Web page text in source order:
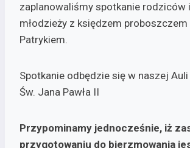
zaplanowaliśmy spotkanie rodziców
młodzieży z księdzem
Patrykiem.
Spotkanie odbędzie się w naszej
Św. Jana Pawła II
Przypominamy jednocześnie, iż
przygotowaniu do bierzmowania